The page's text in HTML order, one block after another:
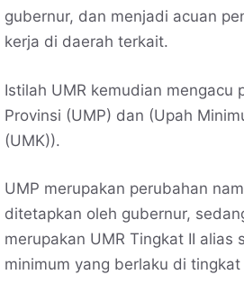
gubernur, dan menjadi acuan
kerja di daerah terkait.
Istilah UMR kemudian mengacu
Provinsi (UMP) dan (Upah
(UMK)).
UMP merupakan perubahan
ditetapkan oleh gubernur,
merupakan UMR Tingkat II alias
minimum yang berlaku di